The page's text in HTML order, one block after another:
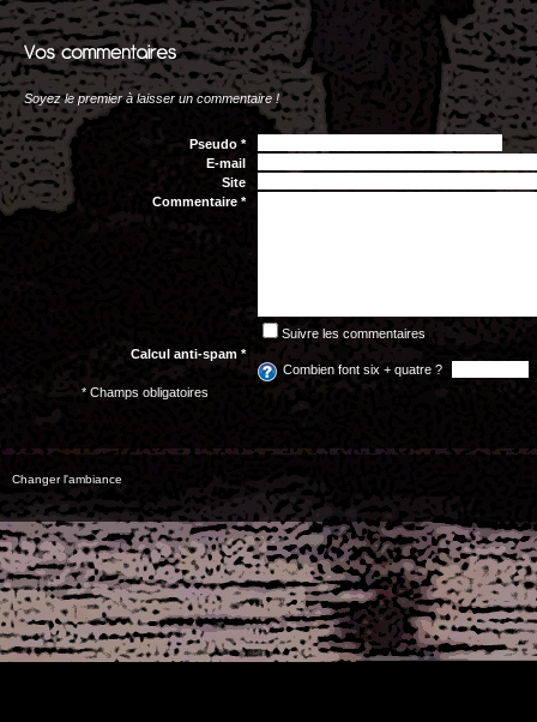
Soyez le premier à laisser un commentaire !
Pseudo *
E-mail
Site
Commentaire *
Suivre les commentaires
Calcul anti-spam *
Combien font six + quatre ?
* Champs obligatoires
Changer l'ambiance